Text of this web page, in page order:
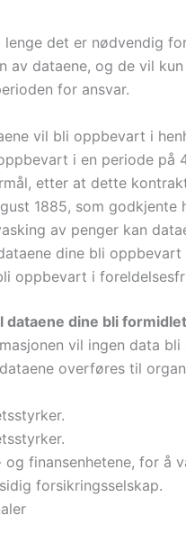
det er nødvendig
av dataene, og de vil
for ansvar.
vil bli oppbevart i
i en periode på
etter at dette
1885, som godkjente
av penger kan
dine bli
oppbevart i
dataene dine bli
vil ingen data
overføres til
og finansenhetene, for å
forsikringsselskap.